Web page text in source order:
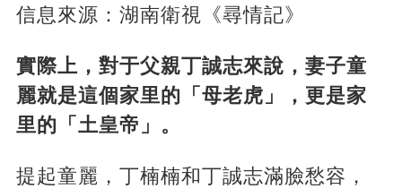
信息來源：湖南衛視《尋情記》
實際上，對于父親丁誠志來說，妻子童
麗就是這個家里的「母老虎」，更是家
里的「土皇帝」。
提起童麗，丁楠楠和丁誠志滿臉愁容，